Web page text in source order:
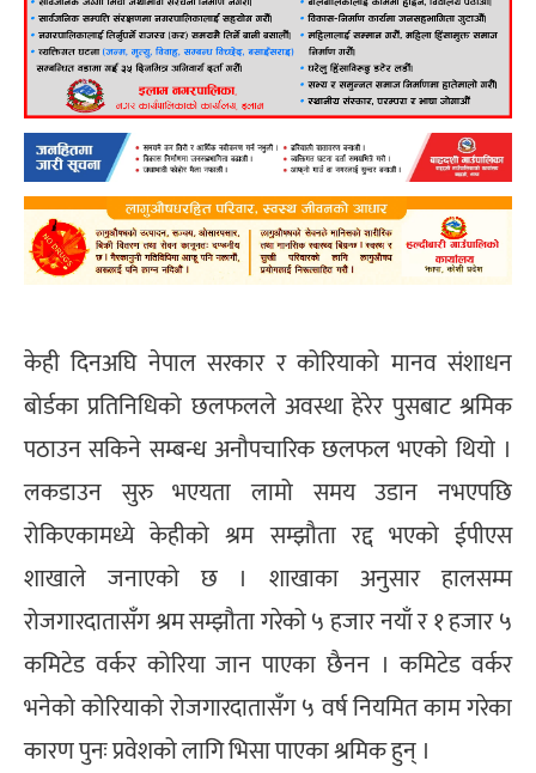
केही दिनअघि नेपाल सरकार र कोरियाको मानव संशाधन
बोर्डका प्रतिनिधिको छलफलले अवस्था हेरेर पुसबाट श्रमिक
पठाउन सकिने सम्बन्ध अनौपचारिक छलफल भएको थियो ।
लकडाउन सुरु भएयता लामो समय उडान नभएपछि
रोकिएकामध्ये केहीको श्रम सम्झौता रद्द भएको ईपीएस
शाखाले जनाएको छ । शाखाका अनुसार हालसम्म
रोजगारदातासँग श्रम सम्झौता गरेको ५ हजार नयाँ र १ हजार ५
कमिटेड वर्कर कोरिया जान पाएका छैनन । कमिटेड वर्कर
भनेको कोरियाको रोजगारदातासँग ५ वर्ष नियमित काम गरेका
कारण पुनः प्रवेशको लागि भिसा पाएका श्रमिक हुन् ।